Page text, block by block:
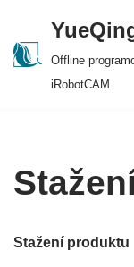
Skip
Offline
iRobotCAM
Stažení produktu